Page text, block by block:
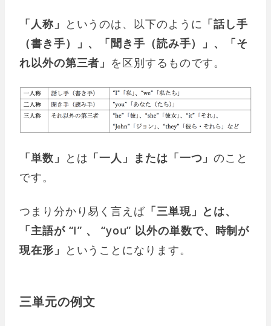
「人称」 というのは、以下のように 「話し手
（書き手）」、「聞き手（読み手）」、「そ
れ以外の第三者」 を区別するものです。
「単数」 とは 「一人」または「一つ」のこと
です。
つまり分かり易く言えば「三単現」とは、
「主語が “I” 、 “you” 以外の単数で、時制が
現在形」 ということになります。
三単元の例文